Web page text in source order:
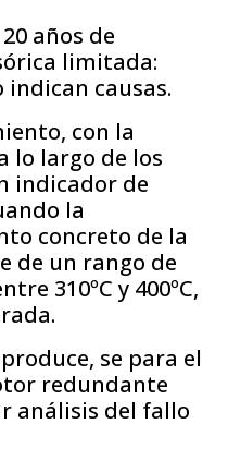
años de
limitada:
indican causas.
con la
lo largo de los
indicador de
la
concreto de la
de un rango de
310ºC y 400ºC,
se para el
redundante
análisis del fallo